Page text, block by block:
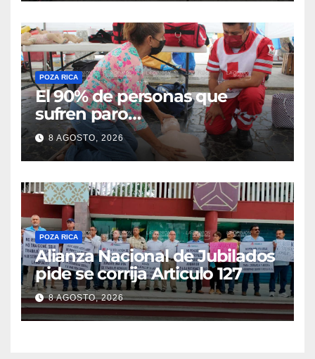
POZA RICA
El 90% de personas que
sufren paro
cardiorrespiratorio mueren
8 AGOSTO, 2026
POZA RICA
Alianza Nacional de Jubilados
pide se corrija Articulo 127
8 AGOSTO, 2026